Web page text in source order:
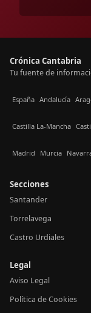
Crónica Cantabria
Tu fuente de
España Andalucía
Castilla La-Mancha
Madrid Murcia
Secciones
Santander
Torrelavega
Castro Urdiales
Legal
Aviso Legal
Política de Cookies